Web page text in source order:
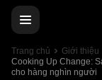
Trang chủ Giới thiệu
Cooking Up Change:
cho hàng nghìn người